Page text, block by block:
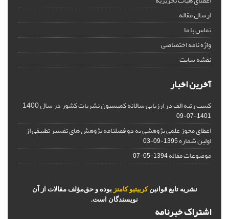
ارسال مقاله
تماس با ما
واژه نامه اختصاصی
نقشه سایت
آخرین اخبار
کسب رتبه الف در ارزیابی سالانه کمیسیون نشریات کشور در سال 1400
1401-07-09
اعطای مجوز علمی پژوهشی به دو فصلنامه پژوهش های تفسیر تطبیقی از
اولین شماره1395-09-03
موضوعات مقاله1394-05-07
نشریه تابع قوانین کرییتیو کامنز بوده و حق‌مؤلف مقالات از آن
نویسندگان است.
اشتراک خبرنامه